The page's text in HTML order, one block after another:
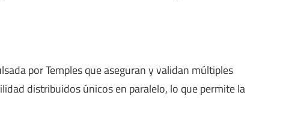
por Temples que aseguran y validan múltiples
distribuidos únicos en paralelo, lo que permite la